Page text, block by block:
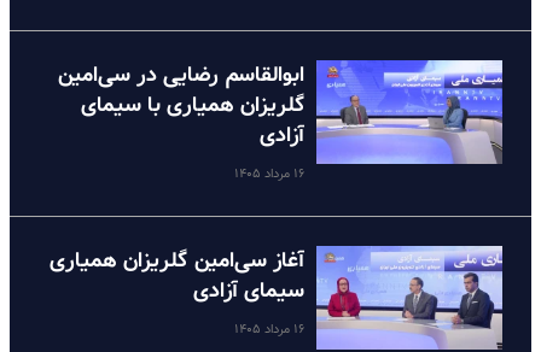
ابوالقاسم رضایی در سی‌امین
گلریزان همیاری با سیمای
آزادی
۱۶ مرداد ۱۴۰۵
آغاز سی‌امین گلریزان همیاری
سیمای آزادی
۱۶ مرداد ۱۴۰۵